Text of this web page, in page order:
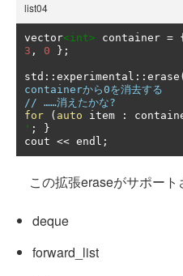
list04
vector<int> container = {
3 , 0 };
std :: experimental :: erase (
containerから0を消去する
// ……消えたかな?
for
( auto item :
' ;
}
cout << endl ;
この拡張eraseがサポート
deque
forward_list